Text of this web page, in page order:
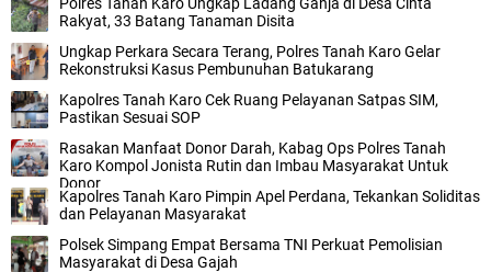
Rakyat, 33 Batang Tanaman Disita
Ungkap Perkara Secara Terang, Polres Tanah Karo Gelar
Rekonstruksi Kasus Pembunuhan Batukarang
Kapolres Tanah Karo Cek Ruang Pelayanan Satpas SIM,
Pastikan Sesuai SOP
Rasakan Manfaat Donor Darah, Kabag Ops Polres Tanah
Karo Kompol Jonista Rutin dan Imbau Masyarakat Untuk
Donor
Kapolres Tanah Karo Pimpin Apel Perdana, Tekankan Soliditas
dan Pelayanan Masyarakat
Polsek Simpang Empat Bersama TNI Perkuat Pemolisian
Masyarakat di Desa Gajah